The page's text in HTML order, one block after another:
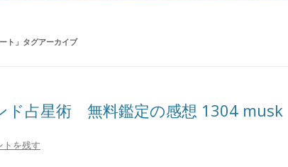
ト 」タグアーカイブ
ド占星術 無料鑑定の感想 1304 musk
トを残す